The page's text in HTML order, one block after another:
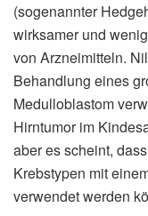
(sogenannter
wirksamer und
von Arzneimitteln.
Behandlung eines
Medulloblastom
Hirntumor im
aber es scheint,
Krebstypen mit
verwendet werden